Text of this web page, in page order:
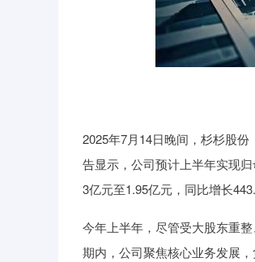
2025年7月14日晚间，杉杉股
告显示，公司预计上半年实现
3亿元至1.95亿元，同比增长
今年上半年，尽管受大股东重
期内，公司聚焦核心业务发展